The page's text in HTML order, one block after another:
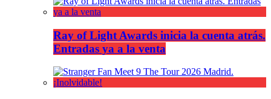
Ray of Light Awards inicia la cuenta atrás.
Entradas ya a la venta